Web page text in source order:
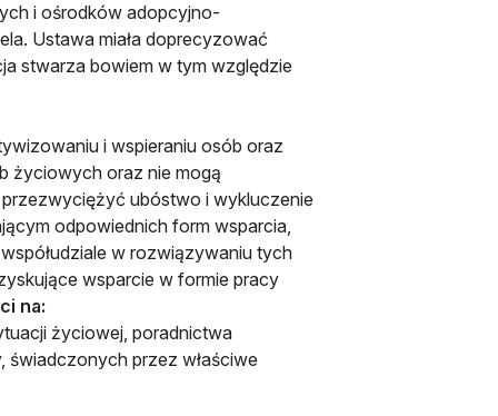
i ośrodków adopcyjno-
Ustawa miała doprecyzować
stwarza bowiem w tym względzie
i wspieraniu osób oraz
życiowych oraz nie mogą
przezwyciężyć ubóstwo i wykluczenie
odpowiednich form wsparcia,
w rozwiązywaniu tych
wsparcie w formie pracy
na:
życiowej, poradnictwa
przez właściwe